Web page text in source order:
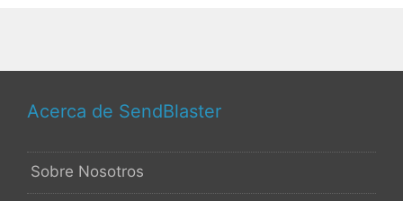
Acerca de SendBlaster
Sobre Nosotros